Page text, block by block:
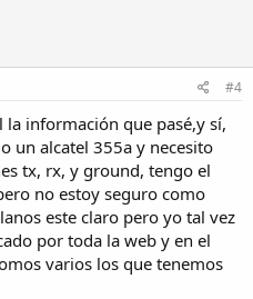
#4
información que pasé,y sí,
un alcatel 355a y necesito
tx, rx, y ground, tengo el
no estoy seguro como
este claro pero yo tal vez
por toda la web y en el
varios los que tenemos